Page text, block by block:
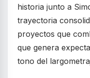
historia junto a
trayectoria
proyectos que
que genera
tono del